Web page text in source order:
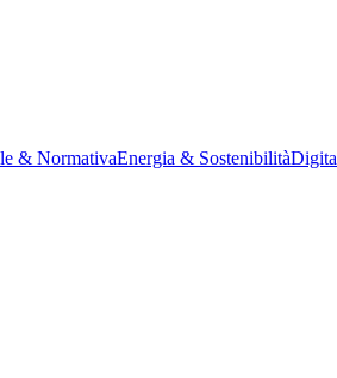
& NormativaEnergia & Sostenibilità